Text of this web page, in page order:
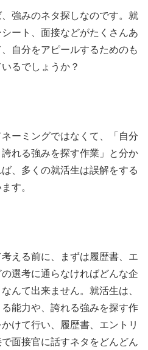
強みのネタ探しなのです。就
ート、面接などがたくさんあ
自分をアピールするためのも
るでしょうか？
ーミングではなくて、「自分
れる強みを探す作業」と分か
、多くの就活生は誤解をする
す。
える前に、まずは履歴書、エ
選考に通らなければどんな企
んて出来ません。就活生は、
能力や、誇れる強みを探す作
けて行い、履歴書、エントリ
面接官に話すネタをどんどん